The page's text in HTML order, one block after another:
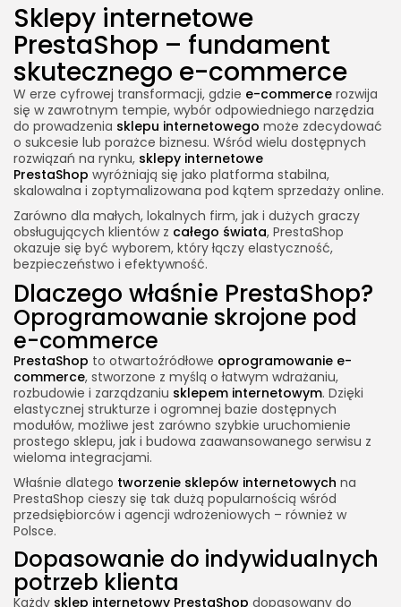
Sklepy internetowe
PrestaShop – fundament
skutecznego e-commerce
W erze cyfrowej transformacji, gdzie e-commerce rozwija
się w zawrotnym tempie, wybór odpowiedniego narzędzia
do prowadzenia sklepu internetowego może zdecydować
o sukcesie lub porażce biznesu. Wśród wielu dostępnych
rozwiązań na rynku, sklepy internetowe
PrestaShop wyróżniają się jako platforma stabilna,
skalowalna i zoptymalizowana pod kątem sprzedaży online.
Zarówno dla małych, lokalnych firm, jak i dużych graczy
obsługujących klientów z całego świata, PrestaShop
okazuje się być wyborem, który łączy elastyczność,
bezpieczeństwo i efektywność.
Dlaczego właśnie PrestaShop?
Oprogramowanie skrojone pod
e-commerce
PrestaShop to otwartoźródłowe oprogramowanie e-
commerce, stworzone z myślą o łatwym wdrażaniu,
rozbudowie i zarządzaniu sklepem internetowym. Dzięki
elastycznej strukturze i ogromnej bazie dostępnych
modułów, możliwe jest zarówno szybkie uruchomienie
prostego sklepu, jak i budowa zaawansowanego serwisu z
wieloma integracjami.
Właśnie dlatego tworzenie sklepów internetowych na
PrestaShop cieszy się tak dużą popularnością wśród
przedsiębiorców i agencji wdrożeniowych – również w
Polsce.
Dopasowanie do indywidualnych
potrzeb klienta
Każdy sklep internetowy PrestaShop dopasowany do